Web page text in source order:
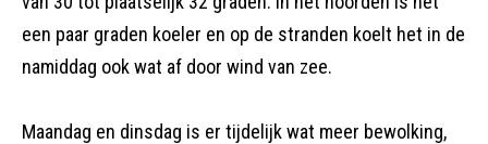
een paar graden koeler en op de stranden koelt het in de
namiddag ook wat af door wind van zee.
Maandag en dinsdag is er tijdelijk wat meer bewolking,